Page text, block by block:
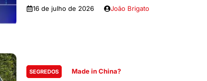
16 de julho de 2026 João Brigato
SEGREDOS Made in China?